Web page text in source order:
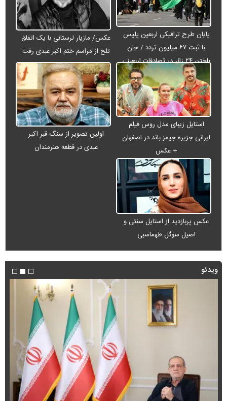
پایان طرح ترافیکی اربعین پلیس
با ثبت ۶۷ میلیون تردد / جان
باختن ۲۴ زائر در تصادفات اربعینی
عکس/ مازیار لرستانی با یک اتفاق
تلخ از مراسم ختم اکبر عبدی رفت
استایل زیبای مدل روس فیلم
ایرانی جزیره جیمز باند در اصفهان
+ عکس
اولین تصویر از سنگ قبر اکبر
عبدی در قطعه هنرمندان
عکس پربازدید از استایل سنتی و
اصیل سوگل طهماسبی
ویدئو